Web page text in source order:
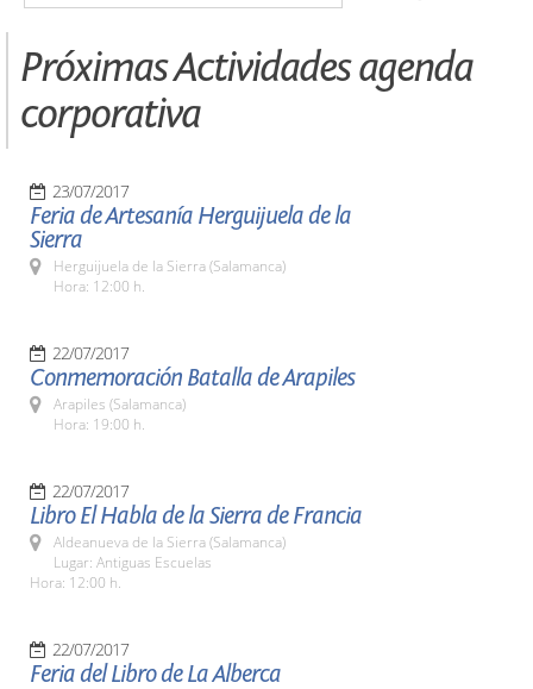
Próximas Actividades agenda
corporativa
23/07/2017
Feria de Artesanía Herguijuela de la
Sierra
Herguijuela de la Sierra (Salamanca)
Hora: 12:00 h.
22/07/2017
Conmemoración Batalla de Arapiles
Arapiles (Salamanca)
Hora: 19:00 h.
22/07/2017
Libro El Habla de la Sierra de Francia
Aldeanueva de la Sierra (Salamanca)
Lugar: Antiguas Escuelas
Hora: 12:00 h.
22/07/2017
Feria del Libro de La Alberca